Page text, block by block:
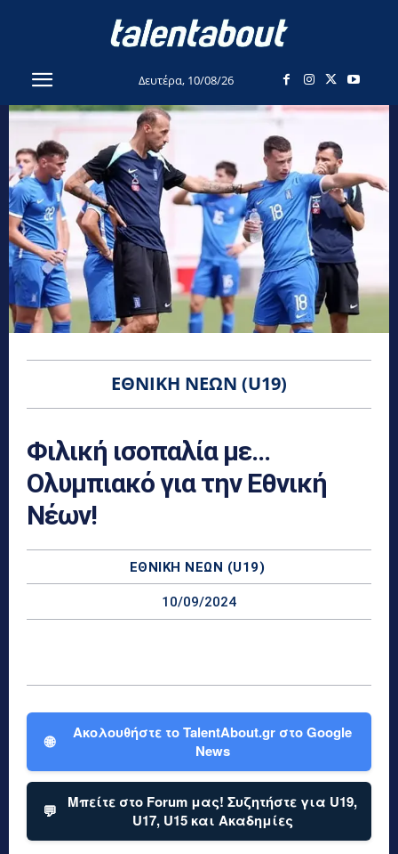
Δευτέρα, 10/08/26
ΕΘΝΙΚΉ ΝΈΩΝ (U19)
Φιλική ισοπαλία με…
Ολυμπιακό για την Εθνική
Νέων!
ΕΘΝΙΚΉ ΝΈΩΝ (U19)
10/09/2024
🌐
Ακολουθήστε το TalentAbout.gr στο Google
News
💬
Μπείτε στο Forum μας! Συζητήστε για U19,
U17, U15 και Ακαδημίες